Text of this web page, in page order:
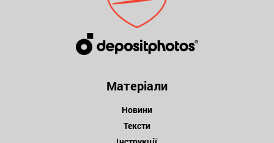
Матеріали
Новини
Тексти